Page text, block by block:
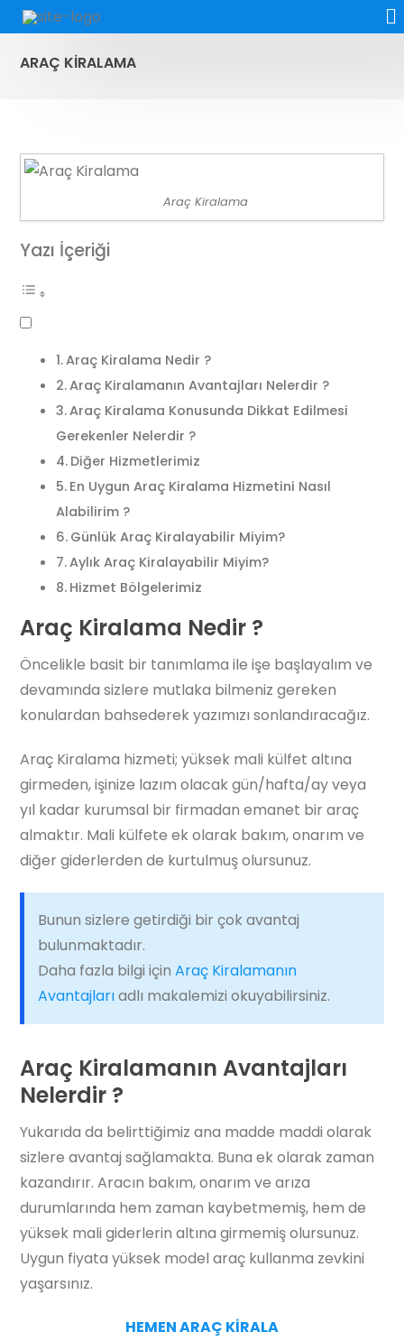
ARAÇ KIRALAMA
Araç Kiralama
Yazı İçeriği
Araç Kiralama Nedir ?
Araç Kiralamanın Avantajları Nelerdir ?
Araç Kiralama Konusunda Dikkat Edilmesi
Gerekenler Nelerdir ?
Diğer Hizmetlerimiz
En Uygun Araç Kiralama Hizmetini Nasıl
Alabilirim ?
Günlük Araç Kiralayabilir Miyim?
Aylık Araç Kiralayabilir Miyim?
Hizmet Bölgelerimiz
Araç Kiralama Nedir ?
Öncelikle basit bir tanımlama ile işe başlayalım ve
devamında sizlere mutlaka bilmeniz gereken
konulardan bahsederek yazımızı sonlandıracağız.
Araç Kiralama hizmeti; yüksek mali külfet altına
girmeden, işinize lazım olacak gün/hafta/ay veya
yıl kadar kurumsal bir firmadan emanet bir araç
almaktır. Mali külfete ek olarak bakım, onarım ve
diğer giderlerden de kurtulmuş olursunuz.
Bunun sizlere getirdiği bir çok avantaj
bulunmaktadır.
Daha fazla bilgi içinAraç Kiralamanın
Avantajlarıadlı makalemizi okuyabilirsiniz.
Araç Kiralamanın Avantajları
Nelerdir ?
Yukarıda da belirttiğimiz ana madde maddi olarak
sizlere avantaj sağlamakta. Buna ek olarak zaman
kazandırır. Aracın bakım, onarım ve arıza
durumlarında hem zaman kaybetmemiş, hem de
yüksek mali giderlerin altına girmemiş olursunuz.
Uygun fiyata yüksek model araç kullanma zevkini
yaşarsınız.
HEMEN ARAÇ KİRALA